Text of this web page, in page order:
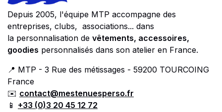
Depuis 2005, l'équipe MTP accompagne des
entreprises, clubs, associations... dans
la personnalisation de vêtements, accessoires,
goodies personnalisés dans son atelier en France.
📍 MTP - 3 Rue des métissages - 59200 TOURCOING
France
✉️ contact@mestenuesperso.fr
📱 +33 (0)3 20 45 12 72